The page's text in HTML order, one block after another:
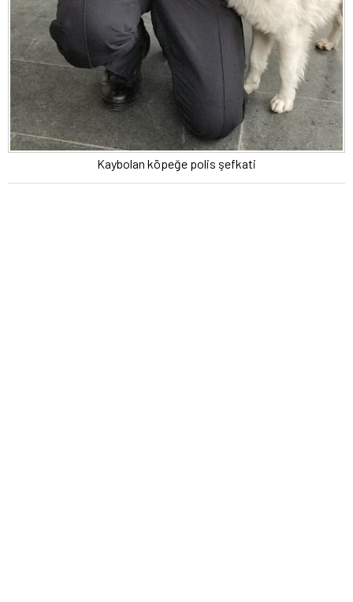
Kaybolan köpeğe polis şefkati